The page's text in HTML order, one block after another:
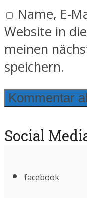
Name, E-
Website in
meinen
speichern.
Social
facebook